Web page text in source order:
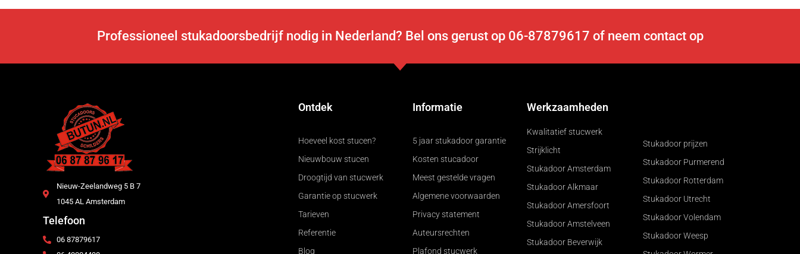
Professioneel stukadoorsbedrijf nodig in Nederland? Bel ons gerust op 06-87879617 of neem contact op
Nieuw-Zeelandweg 5 B 7
1045 AL Amsterdam
Telefoon
06 87879617
Ontdek
Hoeveel kost stucen?
Nieuwbouw stucen
Droogtijd van stucwerk
Garantie op stucwerk
Tarieven
Referentie
Blog
Informatie
5 jaar stukadoor garantie
Kosten stucadoor
Meest gestelde vragen
Algemene voorwaarden
Privacy statement
Auteursrechten
Plafond stucwerk
Werkzaamheden
Kwalitatief stucwerk
Strijklicht
Stukadoor Amsterdam
Stukadoor Alkmaar
Stukadoor Amersfoort
Stukadoor Amstelveen
Stukadoor Beverwijk
Stukadoor prijzen
Stukadoor Purmerend
Stukadoor Rotterdam
Stukadoor Utrecht
Stukadoor Volendam
Stukadoor Weesp